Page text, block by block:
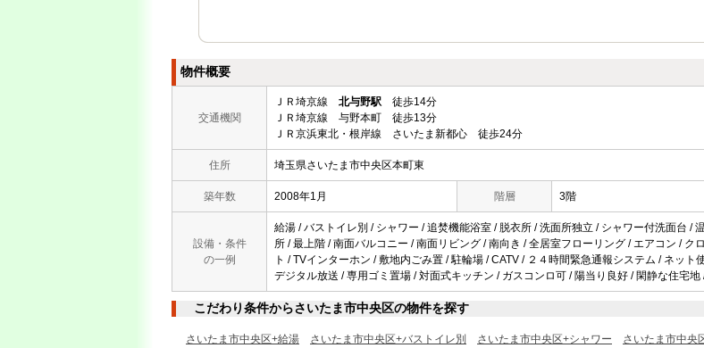
物件概要
交通機関
ＪＲ埼京線 北与野駅 徒歩14分
ＪＲ埼京線 与野本町 徒歩13分
ＪＲ京浜東北・根岸線 さいたま新都心 徒歩24分
住所 埼玉県さいたま市中央区本町東
築年数 2008年1月 階層 3階
設備・条件
の一例
給湯 / バストイレ別 / シャワー / 追焚機能浴室 / 脱衣所 / 洗面所独立 / シャワー付洗面台 /
所 / 最上階 / 南面バルコニー / 南面リビング / 南向き / 全居室フローリング / エアコン /
ト / TVインターホン / 敷地内ごみ置 / 駐輪場 / CATV / ２４時間緊急通報システム / ネッ
デジタル放送 / 専用ゴミ置場 / 対面式キッチン / ガスコンロ可 / 陽当り良好 / 閑静な住宅
こだわり条件からさいたま市中央区の物件を探す
さいたま市中央区+給湯 さいたま市中央区+バストイレ別 さいたま市中央区+シャワー さいたま市中央